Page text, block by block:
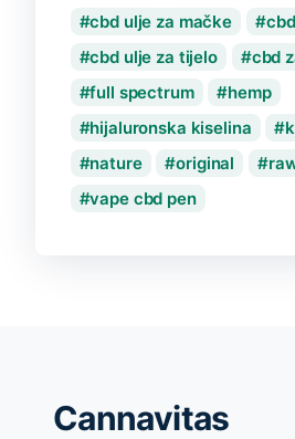
cbd ulje za mačke
cbd ulje za tijelo
cbd
full spectrum
hemp
hijaluronska kiselina
nature
original
vape cbd pen
Cannavitas